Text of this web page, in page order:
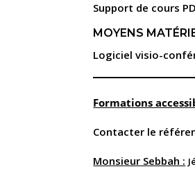
Support de cours
MOYENS
Logiciel visio-
Formations
Contacter le
Monsieur Sebbah :